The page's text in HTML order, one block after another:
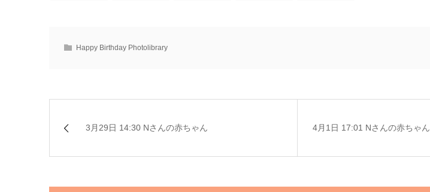
Happy Birthday Photolibrary
3月29日 14:30 Nさんの赤ちゃん 4月1日 17:01 Nさんの赤ちゃん